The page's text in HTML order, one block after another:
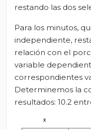
restando las dos
Para los minutos,
independiente,
relación con el
variable
correspondientes
Determinemos la
resultados: 10.2